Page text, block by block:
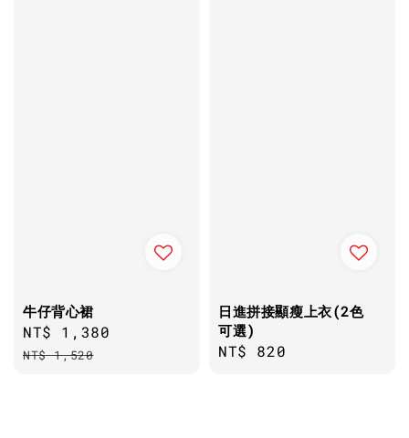
牛仔背心裙
Sale
price
NT$ 1,380
NT$ 1,520
日進拼接顯瘦上衣(2色
可選)
Regular
NT$ 820